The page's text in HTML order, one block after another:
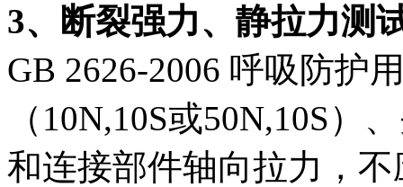
3、断裂强力、静拉力测
GB 2626-2006 呼吸防护
（10N,10S或50N,10S
和连接部件轴向拉力，